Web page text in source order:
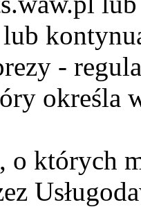
lub
-
określa
o których